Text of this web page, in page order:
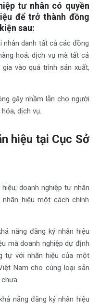
tư nhân có quyền
để trở thành đồng
sau:
nhân danh tất cả các đồng
hoá; dịch vụ mà tất cả
vào quá trình sản xuất,
gây nhầm lẫn cho người
dịch vụ.
hiệu tại Cục Sở
doanh nghiệp tư nhân
hiệu một cách chính
năng đăng ký nhãn hiệu
mà doanh nghiệp dự định
tự với nhãn hiệu của một
Nam cho cùng loại sản
năng đăng ký nhãn hiệu